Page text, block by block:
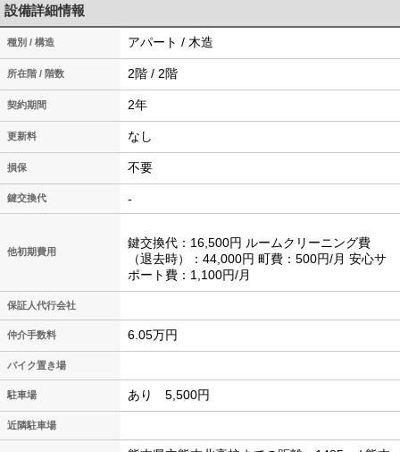
設備詳細情報
種別 / 構造 アパート / 木造
所在階 / 階数 2階 / 2階
契約期間 2年
更新料 なし
損保 不要
鍵交換代 -
他初期費用
鍵交換代：16,500円 ルームクリーニング費
（退去時）：44,000円 町費：500円/月 安心サ
ポート費：1,100円/月
保証人代行会社
仲介手数料 6.05万円
バイク置き場
駐車場 あり 5,500円
近隣駐車場